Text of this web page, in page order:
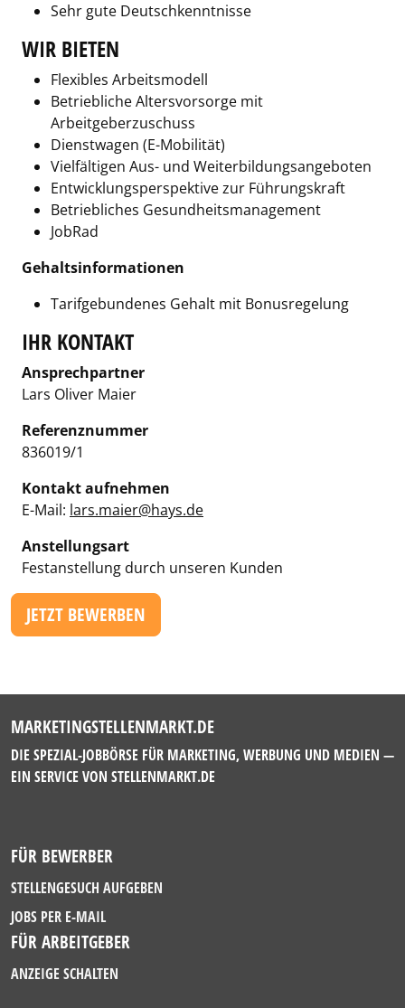
Sehr gute Deutschkenntnisse
WIR BIETEN
Flexibles Arbeitsmodell
Betriebliche Altersvorsorge mit
Arbeitgeberzuschuss
Dienstwagen (E-Mobilität)
Vielfältigen Aus- und Weiterbildungsangeboten
Entwicklungsperspektive zur Führungskraft
Betriebliches Gesundheitsmanagement
JobRad
Gehaltsinformationen
Tarifgebundenes Gehalt mit Bonusregelung
IHR KONTAKT
Ansprechpartner
Lars Oliver Maier
Referenznummer
836019/1
Kontakt aufnehmen
E-Mail: lars.maier@hays.de
Anstellungsart
Festanstellung durch unseren Kunden
JETZT BEWERBEN
MARKETINGSTELLENMARKT.DE
DIE SPEZIAL-JOBBÖRSE FÜR MARKETING, WERBUNG UND MEDIEN —
EIN SERVICE VON STELLENMARKT.DE
FÜR BEWERBER
STELLENGESUCH AUFGEBEN
JOBS PER E-MAIL
FÜR ARBEITGEBER
ANZEIGE SCHALTEN